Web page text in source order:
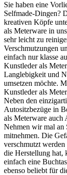
Sie haben eine
Selfmade-Dingen?
kreativen Köpfe
als Meterware in
sehr leicht zu
Verschmutzungen
einfach nur klasse
Kunstleder als
Langlebigkeit und
umsetzen möchte.
Kunstleder als
Neben den
Autositzbezüge in
als Meterware auch
Nehmen wir mal an
mitnehmen. Die
verschmutzt
die Herstellung hat,
einfach eine
ebenso beliebt für